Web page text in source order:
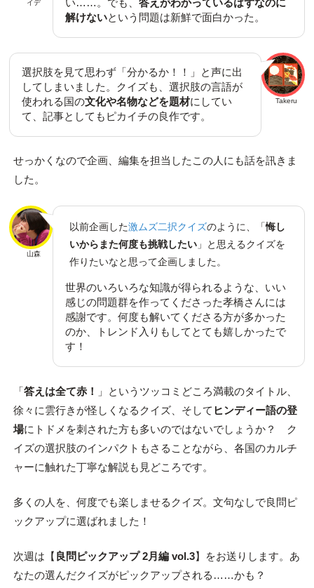
イデ
い……。でも、答えがわかっているはずなのに
解けないという問題は新鮮で面白かった。
Takeru
選択肢を見て思わず「分かるか！！」と声に出
してしまいました。クイズも、選択肢の言語が
使われる国の文化や名物などを題材にしてい
て、記事としてもピカイチの良作です。
せっかくなので企画、編集を担当したこの人にも話を訊きま
した。
山森
以前企画した激ムズ二択クイズのように、「悔し
いからまた何度も挑戦したい」と思えるクイズを
作りたいなと思って企画しました。
世界のいろいろな知識が得られるような、いい
感じの問題群を作ってくださった孝橋さんには
感謝です。何度も解いてくださる方が多かった
のか、トレンド入りもしてとても嬉しかったで
す！
「答えは全て赤！
」というツッコミどころ満載のタイトル、
徐々に雲行きが怪しくなるクイズ、そして ヒンディー語の登
場にトドメを刺された方も多いのではないでしょうか？ ク
イズの選択肢のインパクトもさることながら、各国のカルチ
ャーに触れた丁寧な解説も見どころです。
多くの人を、何度でも楽しませるクイズ。文句なしで良問ピ
ックアップに選ばれました！
次週は【 良問ピックアップ 2月編 vol.3】をお送りします。あ
なたの選んだクイズがピックアップされる……かも？